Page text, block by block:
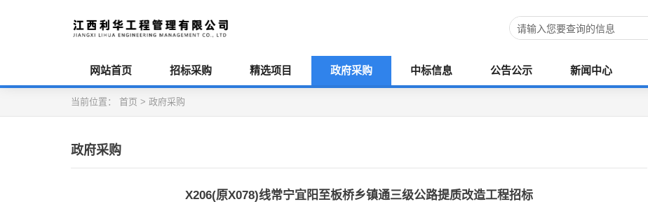
网站首页 招标采购 精选项目 政府采购 中标信息 公告公示 新闻中心
当前位置： 首页 > 政府采购
政府采购
X206(原X078)线常宁宜阳至板桥乡镇通三级公路提质改造工程招标